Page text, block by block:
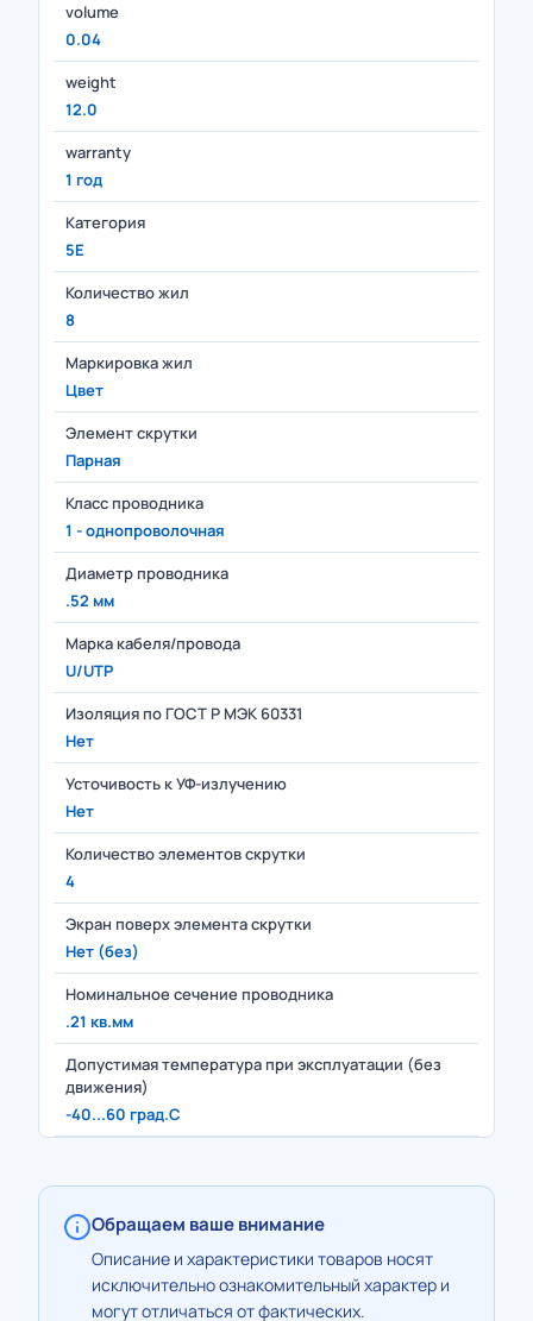
volume
0.04
weight
12.0
warranty
1 год
Категория
5E
Количество жил
8
Маркировка жил
Цвет
Элемент скрутки
Парная
Класс проводника
1 - однопроволочная
Диаметр проводника
.52 мм
Марка кабеля/провода
U/UTP
Изоляция по ГОСТ Р МЭК 60331
Нет
Усточивость к УФ-излучению
Нет
Количество элементов скрутки
4
Экран поверх элемента скрутки
Нет (без)
Номинальное сечение проводника
.21 кв.мм
Допустимая температура при эксплуатации (без
движения)
-40...60 град.C
Обращаем ваше внимание
Описание и характеристики товаров носят
исключительно ознакомительный характер и
могут отличаться от фактических.